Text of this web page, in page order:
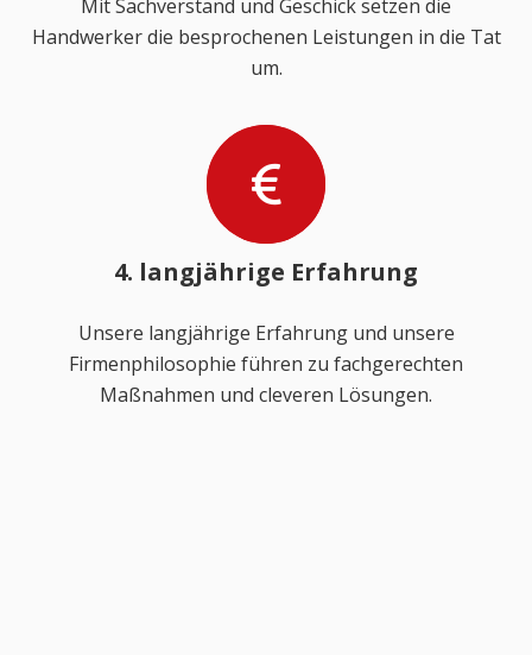
Mit Sachverstand und Geschick setzen die
Handwerker die besprochenen Leistungen in die Tat
um.
4. langjährige Erfahrung
Unsere langjährige Erfahrung und unsere
Firmenphilosophie führen zu fachgerechten
Maßnahmen und cleveren Lösungen.